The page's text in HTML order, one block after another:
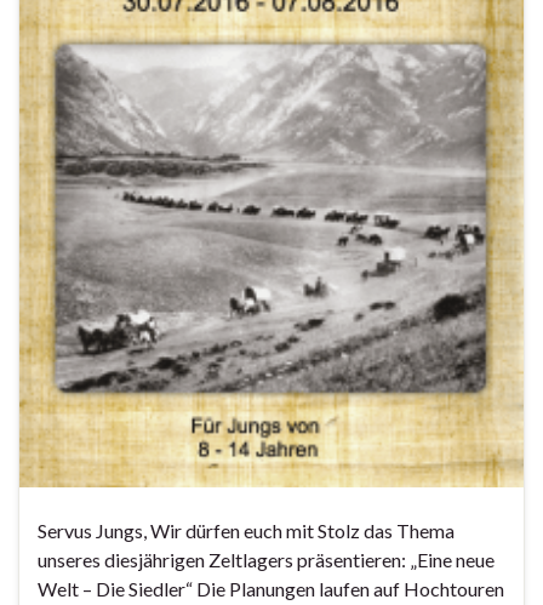
Servus Jungs, Wir dürfen euch mit Stolz das Thema
unseres diesjährigen Zeltlagers präsentieren: „Eine neue
Welt – Die Siedler“ Die Planungen laufen auf Hochtouren